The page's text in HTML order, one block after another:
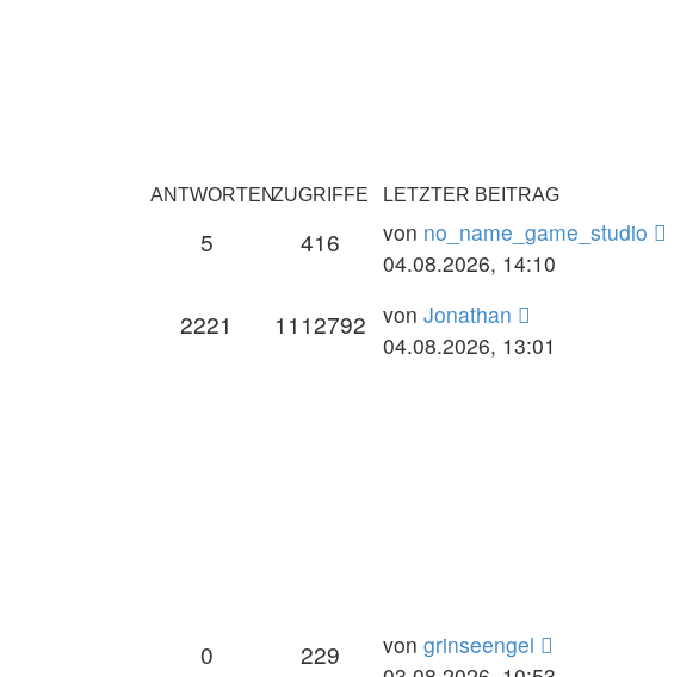
ANTWORTENZUGRIFFE LETZTER BEITRAG
5 416 von no_name_game_studio
04.08.2026, 14:10
2221 1112792 von Jonathan
04.08.2026, 13:01
0 229 von grinseengel